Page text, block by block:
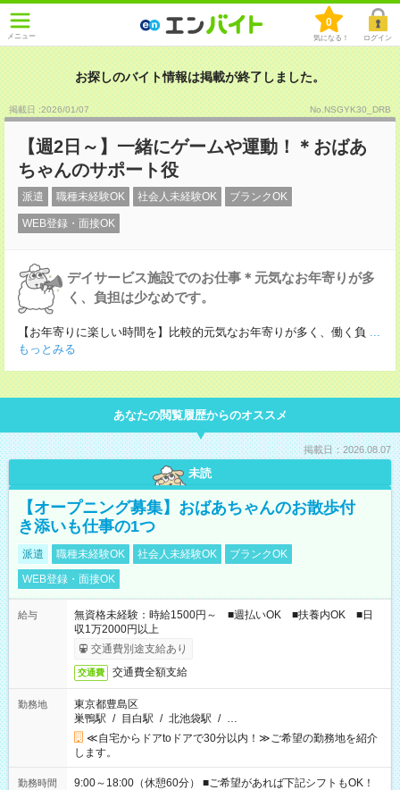
メニュー
0
気になる！ ログイン
お探しのバイト情報は掲載が終了しました。
掲載日 :2026/01/07 No.NSGYK30_DRB
【週2日～】一緒にゲームや運動！＊おばあ
ちゃんのサポート役
派遣 職種未経験OK 社会人未経験OK ブランクOK
WEB登録・面接OK
デイサービス施設でのお仕事＊元気なお年寄りが多
く、負担は少なめです。
【お年寄りに楽しい時間を】比較的元気なお年寄りが多く、働く負 ...
もっとみる
あなたの閲覧履歴からのオススメ
掲載日：2026.08.07
未読
【オープニング募集】おばあちゃんのお散歩付
き添いも仕事の1つ
派遣 職種未経験OK 社会人未経験OK
ブランクOK
WEB登録・面接OK
給与
無資格未経験：時給1500円～ ■週払いOK ■扶養内OK ■日
収1万2000円以上
交通費別途支給あり
交通費 交通費全額支給
勤務地
東京都豊島区
巣鴨駅 / 目白駅 / 北池袋駅 / …
≪自宅からドアtoドアで30分以内！≫ご希望の勤務地を紹介
します。
勤務時間
9:00～18:00（休憩60分） ■ご希望があれば下記シフトもOK！